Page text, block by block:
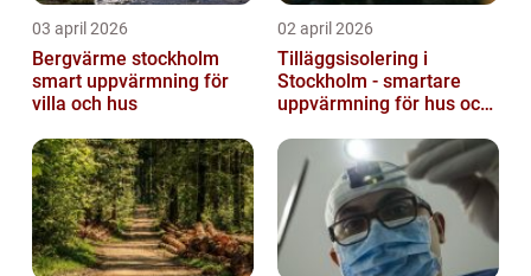
03 april 2026
Bergvärme stockholm
smart uppvärmning för
villa och hus
02 april 2026
Tilläggsisolering i
Stockholm - smartare
uppvärmning för hus och